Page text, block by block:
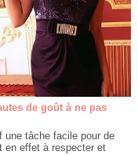
de goût à ne pas
une tâche facile pour de
en effet à respecter et